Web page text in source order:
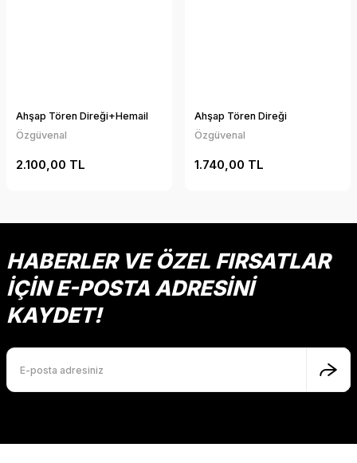
Ahşap Tören Direği+Hemail
Özgüvenal
2.100,00 TL
Ahşap Tören Direği
Özgüvenal
1.740,00 TL
HABERLER VE ÖZEL FIRSATLAR
İÇİN E-POSTA ADRESİNİ
KAYDET!